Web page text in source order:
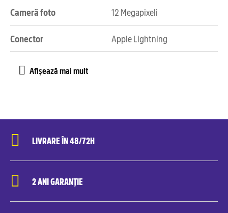
Cameră foto 12 Megapixeli
Conector Apple Lightning
LIVRARE ÎN 48/72H
2 ANI GARANȚIE